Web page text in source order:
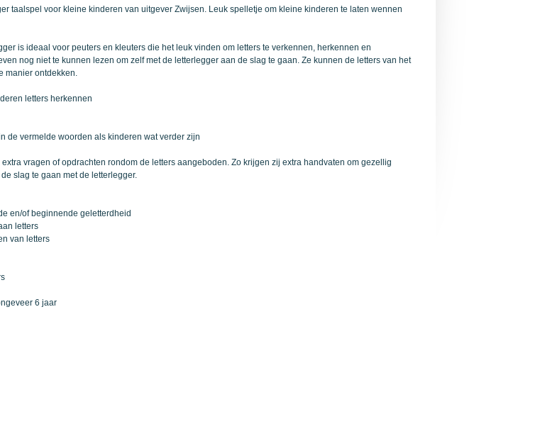
taalspel voor kleine kinderen van uitgever Zwijsen. Leuk spelletje om kleine kinderen te laten wennen
is ideaal voor peuters en kleuters die het leuk vinden om letters te verkennen, herkennen en
nog niet te kunnen lezen om zelf met de letterlegger aan de slag te gaan. Ze kunnen de letters van het
manier ontdekken.
letters herkennen
de vermelde woorden als kinderen wat verder zijn
vragen of opdrachten rondom de letters aangeboden. Zo krijgen zij extra handvaten om gezellig
slag te gaan met de letterlegger.
en/of beginnende geletterdheid
letters
van letters
6 jaar